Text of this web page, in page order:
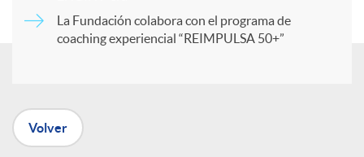
t
r
La Fundación colabora con el programa de
coaching experiencial “REIMPULSA 50+”
Volver